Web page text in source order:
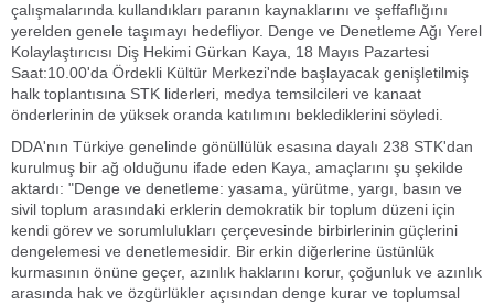
çalışmalarında kullandıkları paranın kaynaklarını ve şeffaflığını
yerelden genele taşımayı hedefliyor. Denge ve Denetleme Ağı Yerel
Kolaylaştırıcısı Diş Hekimi Gürkan Kaya, 18 Mayıs Pazartesi
Saat:10.00'da Ördekli Kültür Merkezi'nde başlayacak genişletilmiş
halk toplantısına STK liderleri, medya temsilcileri ve kanaat
önderlerinin de yüksek oranda katılımını beklediklerini söyledi.
DDA'nın Türkiye genelinde gönüllülük esasına dayalı 238 STK'dan
kurulmuş bir ağ olduğunu ifade eden Kaya, amaçlarını şu şekilde
aktardı: "Denge ve denetleme: yasama, yürütme, yargı, basın ve
sivil toplum arasındaki erklerin demokratik bir toplum düzeni için
kendi görev ve sorumlulukları çerçevesinde birbirlerinin güçlerini
dengelemesi ve denetlemesidir. Bir erkin diğerlerine üstünlük
kurmasının önüne geçer, azınlık haklarını korur, çoğunluk ve azınlık
arasında hak ve özgürlükler açısından denge kurar ve toplumsal